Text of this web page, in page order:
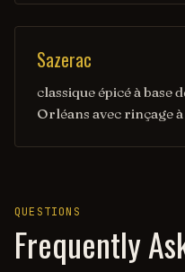
Sazerac
classique épicé à base
Orléans avec rinçage
QUESTIONS
Frequently